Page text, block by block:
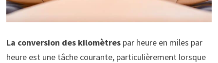
La conversion des kilomètrespar heure en miles par
heure est une tâche courante, particulièrement lorsque